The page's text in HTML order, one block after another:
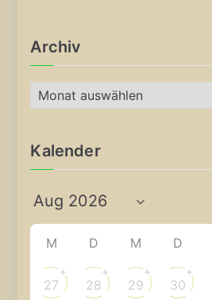
Archiv
r
h
v
Kalender
M D M D
27
+
28
+
29
+
30
+